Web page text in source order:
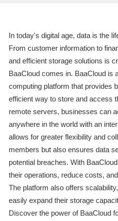
In today's digital age, data is the
From customer information to
and efficient storage solutions is
BaaCloud comes in. BaaCloud is
computing platform that provides
efficient way to store and access
remote servers, businesses can
anywhere in the world with an
allows for greater flexibility and
members but also ensures data
potential breaches. With
their operations, reduce costs,
The platform also offers
easily expand their storage
Discover the power of BaaCloud